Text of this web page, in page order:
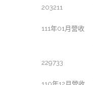
203211
111年01月營收
229733